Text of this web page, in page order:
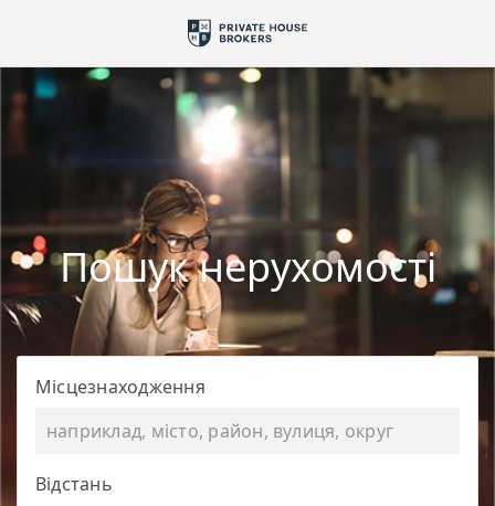
Пошук нерухомості
Місцезнаходження
Відстань